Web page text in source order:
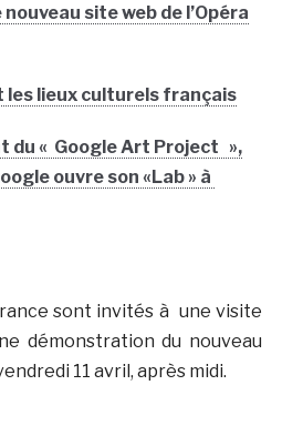
site web de l’Opéra
les lieux culturels français
du « Google Art Project »,
ouvre son «Lab » à
sont invités à une visite
démonstration du nouveau
11 avril, après midi.